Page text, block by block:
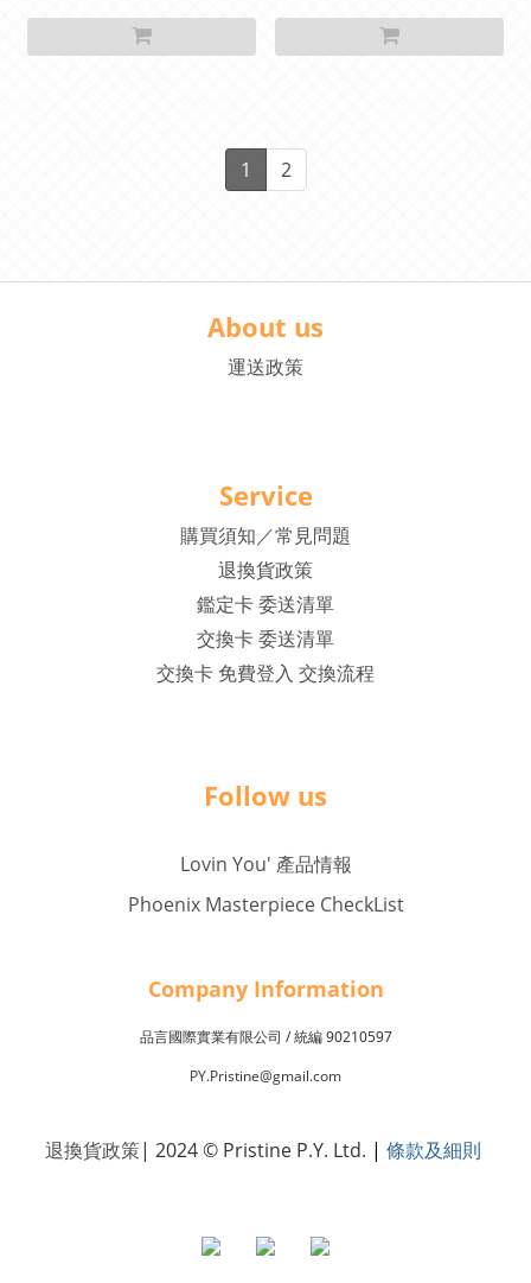
1 2
About us
運送政策
Service
購買須知／常見問題
退換貨政策
鑑定卡 委送清單
交換卡 委送清單
交換卡 免費登入 交換流程
Follow us
Lovin You' 產品情報
Phoenix Masterpiece CheckList
Company Information
品言國際實業有限公司 /統編90210597
PY.Pristine@gmail.com
退換貨政策| 2024 © Pristine P.Y. Ltd. | 條款及細則